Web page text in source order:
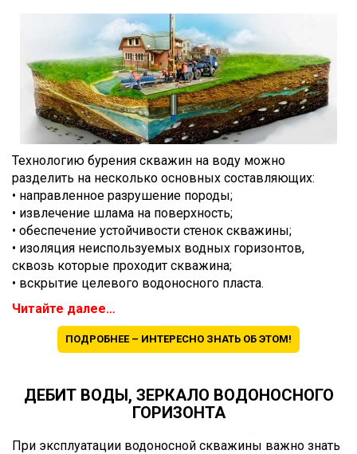
Технологию бурения скважин на воду можно
разделить на несколько основных составляющих:
• направленное разрушение породы;
• извлечение шлама на поверхность;
• обеспечение устойчивости стенок скважины;
• изоляция неиспользуемых водных горизонтов,
сквозь которые проходит скважина;
• вскрытие целевого водоносного пласта.
Читайте далее…
ПОДРОБНЕЕ – ИНТЕРЕСНО ЗНАТЬ ОБ ЭТОМ!
ДЕБИТ ВОДЫ, ЗЕРКАЛО ВОДОНОСНОГО
ГОРИЗОНТА
При эксплуатации водоносной скважины важно знать